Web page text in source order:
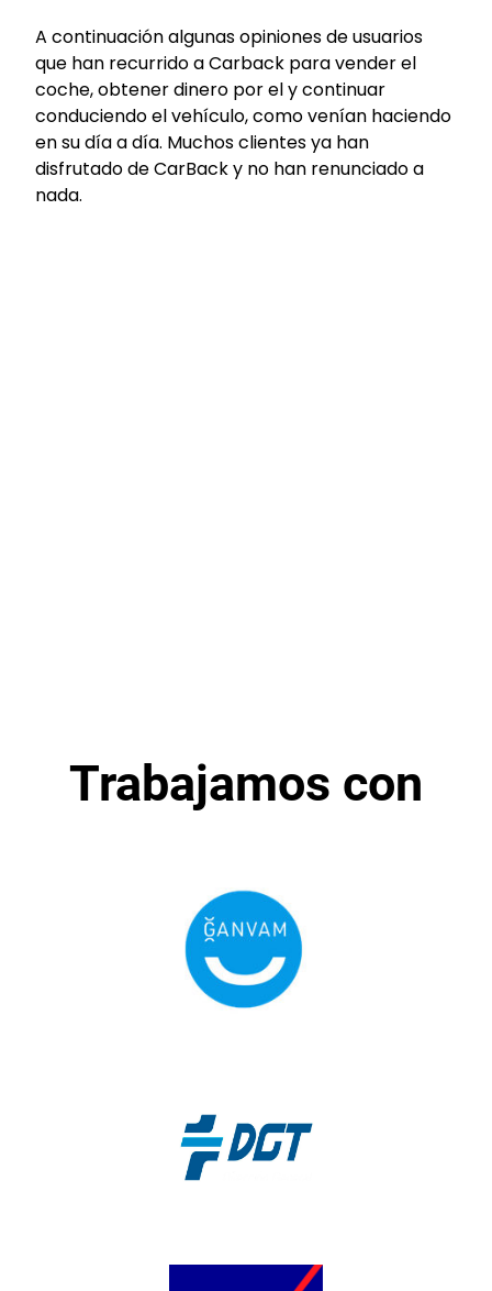
A continuación algunas opiniones de usuarios
que han recurrido a Carback para vender el
coche, obtener dinero por el y continuar
conduciendo el vehículo, como venían haciendo
en su día a día. Muchos clientes ya han
disfrutado de CarBack y no han renunciado a
nada.
Trabajamos con